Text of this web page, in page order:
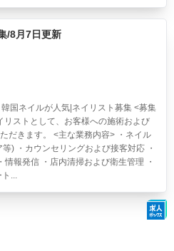
/8月7日更新
国ネイルが人気|ネイリスト募集 <募集
ストとして、お客様への施術および
だきます。 <主な業務内容> ・ネイル
) ・カウンセリングおよび接客対応 ・
報発信 ・店内清掃および衛生管理 ・
...